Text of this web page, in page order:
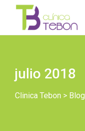
julio 2018
Clinica Tebon > Blog